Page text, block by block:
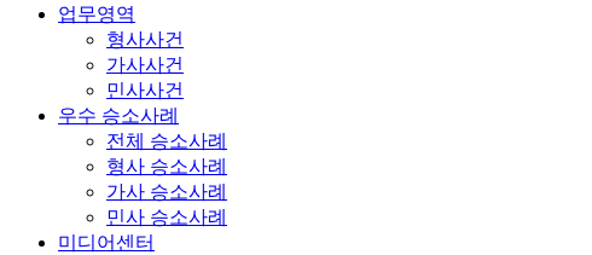
업무영역
형사사건
가사사건
민사사건
우수 승소사례
전체 승소사례
형사 승소사례
가사 승소사례
민사 승소사례
미디어센터